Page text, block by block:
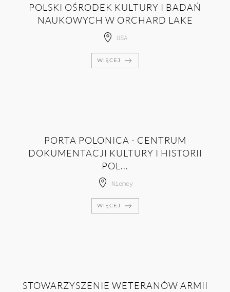
POLSKI OŚRODEK KULTURY I BADAŃ
NAUKOWYCH W ORCHARD LAKE
USA
WIĘCEJ
PORTA POLONICA - CENTRUM
DOKUMENTACJI KULTURY I HISTORII
POL...
Niemcy
WIĘCEJ
STOWARZYSZENIE WETERANÓW ARMII